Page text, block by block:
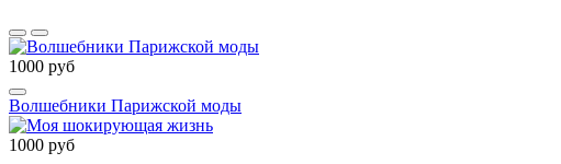
1000 руб
Волшебники Парижской моды
1000 руб